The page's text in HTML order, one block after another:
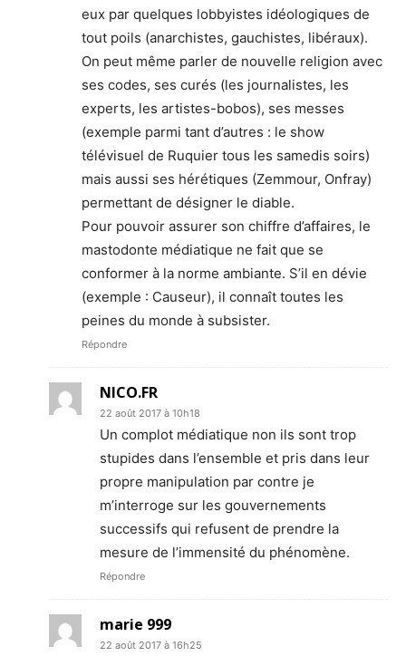
eux par quelques lobbyistes idéologiques de
tout poils (anarchistes, gauchistes, libéraux).
On peut même parler de nouvelle religion avec
ses codes, ses curés (les journalistes, les
experts, les artistes-bobos), ses messes
(exemple parmi tant d’autres : le show
télévisuel de Ruquier tous les samedis soirs)
mais aussi ses hérétiques (Zemmour, Onfray)
permettant de désigner le diable.
Pour pouvoir assurer son chiffre d’affaires, le
mastodonte médiatique ne fait que se
conformer à la norme ambiante. S’il en dévie
(exemple : Causeur), il connaît toutes les
peines du monde à subsister.
Répondre
NICO.FR
22 août 2017 à 10h18
Un complot médiatique non ils sont trop
stupides dans l’ensemble et pris dans leur
propre manipulation par contre je
m’interroge sur les gouvernements
successifs qui refusent de prendre la
mesure de l’immensité du phénomène.
Répondre
marie 999
22 août 2017 à 16h25